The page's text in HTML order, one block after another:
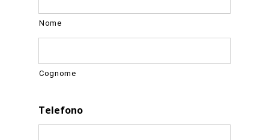
Nome
Cognome
Telefono